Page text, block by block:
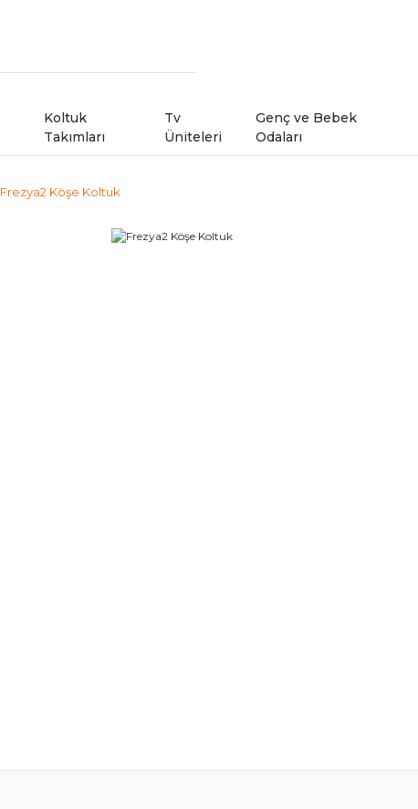
Koltuk
Takımları
Tv
Üniteleri
Genç ve Bebek
Odaları
Frezya2 Köşe Koltuk